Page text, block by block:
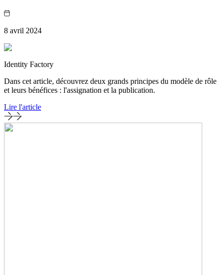
8 avril 2024
Identity Factory
Dans cet article, découvrez deux grands principes du modèle de rôle
et leurs bénéfices : l'assignation et la publication.
Lire l'article